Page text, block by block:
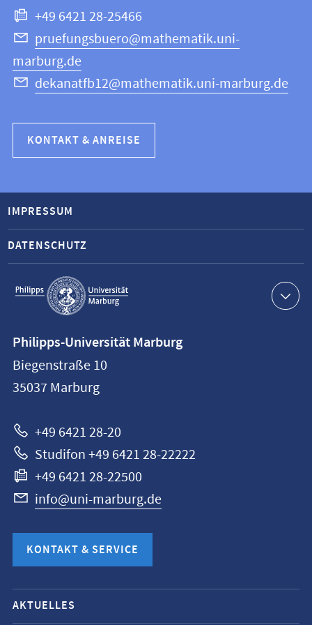
+49 6421 28-25466
pruefungsbuero@mathematik.uni-
marburg.de
dekanatfb12@mathematik.uni-marburg.de
KONTAKT & ANREISE
Service-
Navigation
IMPRESSUM
DATENSCHUTZ
Philipps-
Universität
Marburg
Philipps-Universität Marburg
Biegenstraße 10
35037 Marburg
+49 6421 28-20
Studifon +49 6421 28-22222
+49 6421 28-22500
info@uni-marburg.de
KONTAKT & SERVICE
Mobile-
Service-
AKTUELLES